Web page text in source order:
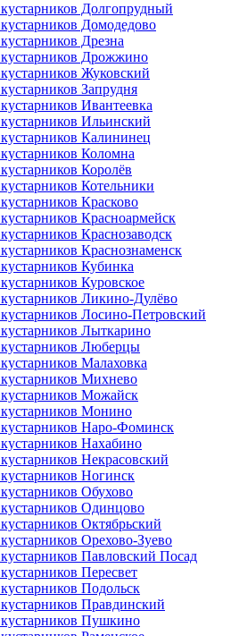
Долгопрудный
Домодедово
Дрезна
Дрожжино
Жуковский
Запрудня
Ивантеевка
Ильинский
Калининец
Коломна
Королёв
Котельники
Красково
Красноармейск
Краснозаводск
Краснознаменск
Кубинка
Куровское
Ликино-Дулёво
Лосино-Петровский
Лыткарино
Люберцы
Малаховка
Михнево
Можайск
Монино
Наро-Фоминск
Нахабино
Некрасовский
Ногинск
Обухово
Одинцово
Октябрьский
Орехово-Зуево
Павловский Посад
Пересвет
Подольск
Правдинский
Пушкино